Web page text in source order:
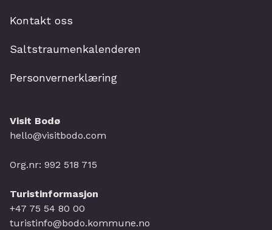
Kontakt oss
Saltstraumenkalenderen
Personvernerklæring
Visit Bodø
hello@visitbodo.com
Org.nr: 992 518 715
Turistinformasjon
+47 75 54 80 00
turistinfo@bodo.kommune.no